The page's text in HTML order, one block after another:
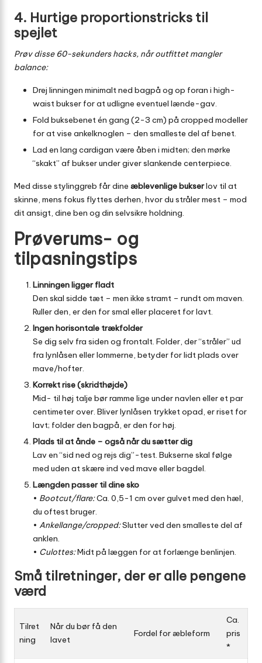
4. Hurtige proportionstricks til
spejlet
Prøv disse 60-sekunders hacks, når outfittet mangler
balance:
Drej linningen minimalt ned bagpå og op foran i high-
waist bukser for at udligne eventuel lænde-gav.
Fold buksebenet én gang (2-3 cm) på cropped modeller
for at vise ankelknoglen – den smalleste del af benet.
Lad en lang cardigan være åben i midten; den mørke
“skakt” af bukser under giver slankende centerpiece.
Med disse stylinggreb får dine æblevenlige bukserlov til at
skinne, mens fokus flyttes derhen, hvor du stråler mest – mod
dit ansigt, dine ben og din selvsikre holdning.
Prøverums- og
tilpasningstips
Linningen ligger fladt
Den skal sidde tæt – men ikke stramt – rundt om maven.
Ruller den, er den for smal eller placeret for lavt.
Ingen horisontale trækfolder
Se dig selv fra siden og frontalt. Folder, der “stråler” ud
fra lynlåsen eller lommerne, betyder for lidt plads over
mave/hofter.
Korrekt rise (skridthøjde)
Mid- til høj talje bør ramme lige under navlen eller et par
centimeter over. Bliver lynlåsen trykket opad, er riset for
lavt; folder den bagpå, er den for høj.
Plads til at ånde – også når du sætter dig
Lav en “sid ned og rejs dig”-test. Bukserne skal følge
med uden at skære ind ved mave eller bagdel.
Længden passer til dine sko
• Bootcut/flare:Ca. 0,5-1 cm over gulvet med den hæl,
du oftest bruger.
• Ankellange/cropped:Slutter ved den smalleste del af
anklen.
• Culottes:Midt på læggen for at forlænge benlinjen.
Små tilretninger, der er alle pengene
værd
Tilret
ning
Når du bør få den
lavet
Fordel for æbleform
Ca.
pris
*